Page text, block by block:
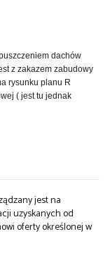
dachów
z zakazem zabudowy
rysunku planu R
( jest tu jednak
jest na
uzyskanych od
oferty określonej w